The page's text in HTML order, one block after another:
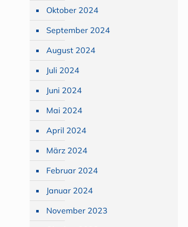
Oktober 2024
September 2024
August 2024
Juli 2024
Juni 2024
Mai 2024
April 2024
März 2024
Februar 2024
Januar 2024
November 2023